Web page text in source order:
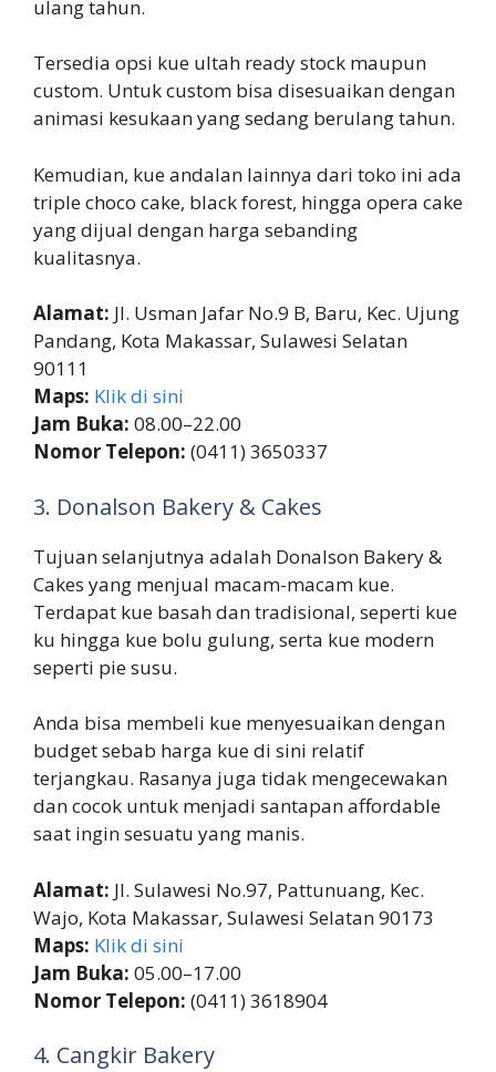
ulang tahun.
Tersedia opsi kue ultah ready stock maupun
custom. Untuk custom bisa disesuaikan dengan
animasi kesukaan yang sedang berulang tahun.
Kemudian, kue andalan lainnya dari toko ini ada
triple choco cake, black forest, hingga opera cake
yang dijual dengan harga sebanding
kualitasnya.
Alamat: Jl. Usman Jafar No.9 B, Baru, Kec. Ujung
Pandang, Kota Makassar, Sulawesi Selatan
90111
Maps: Klik di sini
Jam Buka: 08.00–22.00
Nomor Telepon: (0411) 3650337
3. Donalson Bakery & Cakes
Tujuan selanjutnya adalah Donalson Bakery &
Cakes yang menjual macam-macam kue.
Terdapat kue basah dan tradisional, seperti kue
ku hingga kue bolu gulung, serta kue modern
seperti pie susu.
Anda bisa membeli kue menyesuaikan dengan
budget sebab harga kue di sini relatif
terjangkau. Rasanya juga tidak mengecewakan
dan cocok untuk menjadi santapan affordable
saat ingin sesuatu yang manis.
Alamat: Jl. Sulawesi No.97, Pattunuang, Kec.
Wajo, Kota Makassar, Sulawesi Selatan 90173
Maps: Klik di sini
Jam Buka: 05.00–17.00
Nomor Telepon: (0411) 3618904
4. Cangkir Bakery